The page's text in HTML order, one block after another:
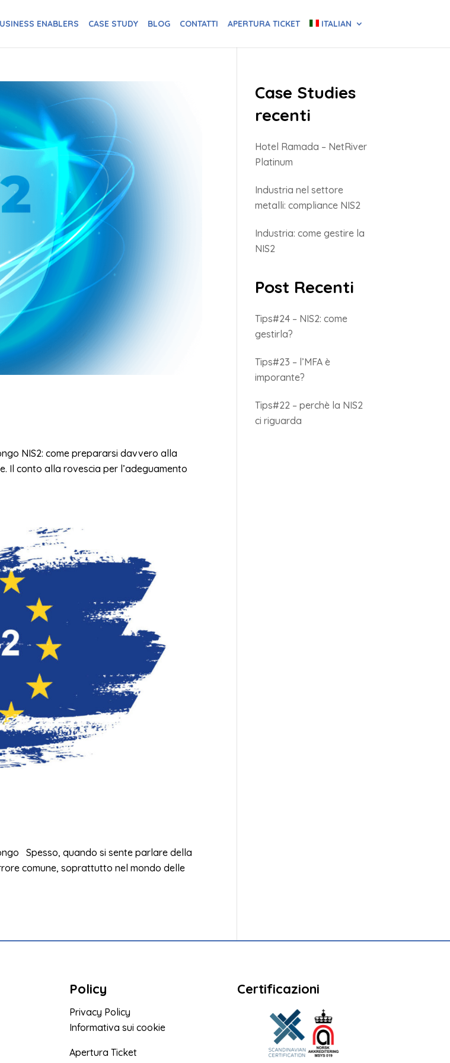
ENABLERS CASE STUDY BLOG CONTATTI APERTURA TICKET ITALIAN
NIS2: come prepararsi davvero alla
Il conto alla rovescia per l’adeguamento
Spesso, quando si sente parlare della
comune, soprattutto nel mondo delle
Case Studies
recenti
Hotel Ramada – NetRiver
Platinum
Industria nel settore
metalli: compliance NIS2
Industria: come gestire la
NIS2
Post Recenti
Tips#24 – NIS2: come
gestirla?
Tips#23 – l’MFA è
imporante?
Tips#22 – perchè la NIS2
ci riguarda
Policy
Privacy Policy
Informativa sui cookie
Apertura Ticket
Certificazioni